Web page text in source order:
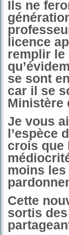
Ils ne
licence
remplir le
se sont
car il se
Ministère
Je vous
l’espèce
crois que
moins
Cette
sortis